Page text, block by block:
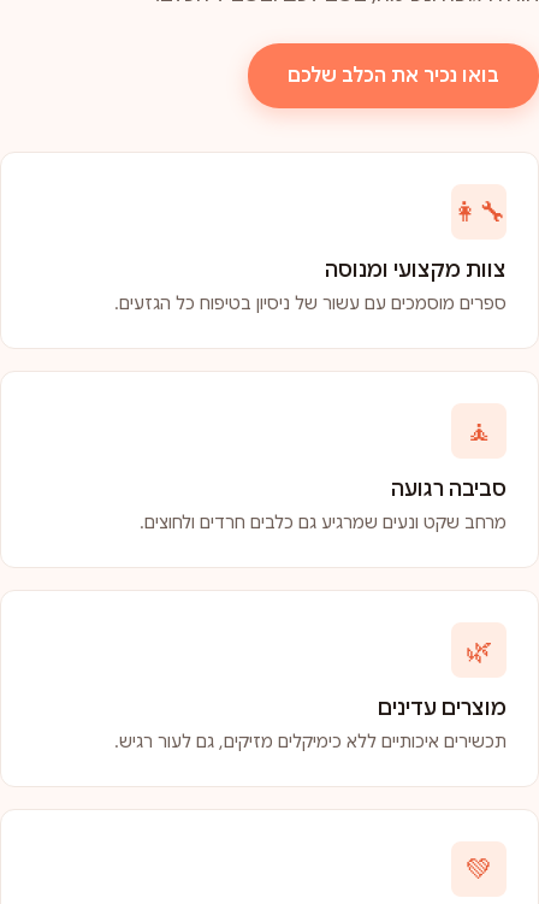
בואו נכיר את הכלב שלכם
👩‍🔧
צוות מקצועי ומנוסה
ספרים מוסמכים עם עשור של ניסיון בטיפוח כל הגזעים.
🧘
סביבה רגועה
מרחב שקט ונעים שמרגיע גם כלבים חרדים ולחוצים.
🌿
מוצרים עדינים
תכשירים איכותיים ללא כימיקלים מזיקים, גם לעור רגיש.
💚